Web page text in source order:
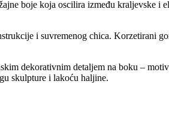
boje koja oscilira između kraljevske
i suvremenog chica. Korzetirani
dekorativnim detaljem na boku –
skulpture i lakoću haljine.